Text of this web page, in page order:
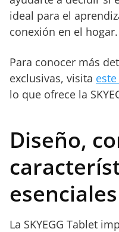
ideal para el
conexión en el hogar.
Para conocer más
exclusivas, visita
lo que ofrece la
Diseño,
esenciales
La SKYEGG Tablet